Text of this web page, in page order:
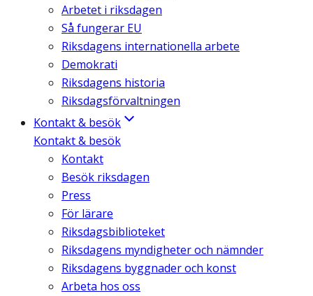
Arbetet i riksdagen
Så fungerar EU
Riksdagens internationella arbete
Demokrati
Riksdagens historia
Riksdagsförvaltningen
Kontakt & besök
Kontakt & besök
Kontakt
Besök riksdagen
Press
För lärare
Riksdagsbiblioteket
Riksdagens myndigheter och nämnder
Riksdagens byggnader och konst
Arbeta hos oss